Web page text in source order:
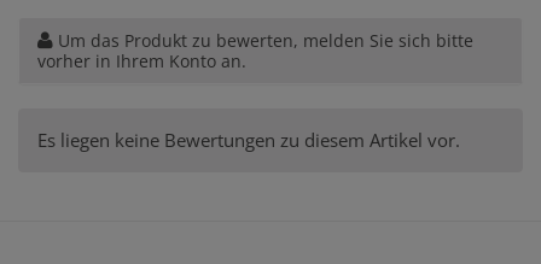
Um das Produkt zu bewerten, melden Sie sich bitte
vorher in Ihrem Konto an.
Es liegen keine Bewertungen zu diesem Artikel vor.